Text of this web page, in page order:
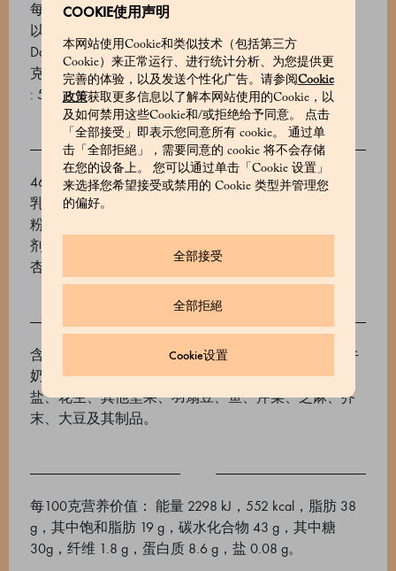
COOKIE使用声明
本网站使用Cookie和类似技术（包括第三方
Cookie）来正常运行、进行统计分析、为您提供更
完善的体验，以及发送个性化广告。请参阅Cookie
政策获取更多信息以了解本网站使用的Cookie，以
及如何禁用这些Cookie和/或拒绝给予同意。 点击
「全部接受」即表示您同意所有 cookie。 通过单
击「全部拒絕」，需要同意的 cookie 将不会存储
在您的设备上。 您可以通过单击「Cookie 设置」
来选择您希望接受或禁用的 Cookie 类型并管理您
的偏好。
全部接受
全部拒絕
Cookie设置
每一款拖糖都拥有共同特点：甄选顶级原料与令人难
以抗拒的风味。一枚经典意式榛子夹心饼（Bacio di
Dama）外层包裹 74% Gran Cuvée Venezuela 特级黑巧
克力，口感细腻优雅。
: 570666104_V
46% 牛奶巧克力（糖、可可脂、全脂奶粉、可可豆。
乳化剂：葵花卵磷脂、天然香草提取物）、小麦面
粉、黄油、61% 巧克力（可可豆、糖、可可脂。乳化
剂：葵花卵磷脂、天然香草提取物）、糖、榛子粉、
杏仁粉, 巴氏杀菌蛋黄。
含有过敏原： 含麸质的谷物、坚果、杏仁、榛子、牛
奶、鸡蛋及其制品。 可能含有： 二氧化硫和亚硫酸
盐、花生、其他坚果、羽扇豆、鱼、芹菜、芝麻、芥
末、大豆及其制品。
每100克营养价值： 能量 2298 kJ，552 kcal，脂肪 38
g，其中饱和脂肪 19 g，碳水化合物 43 g，其中糖
30g，纤维 1.8 g，蛋白质 8.6 g，盐 0.08 g。